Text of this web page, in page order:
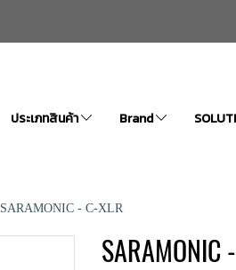
ประเภทสินค้า Brand
SARAMONIC - C-XLR
SARAMONIC